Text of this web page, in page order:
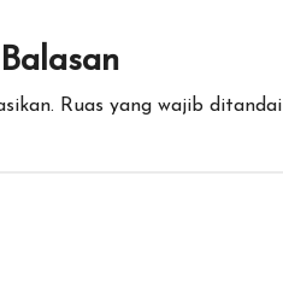
Ruas yang wajib ditandai